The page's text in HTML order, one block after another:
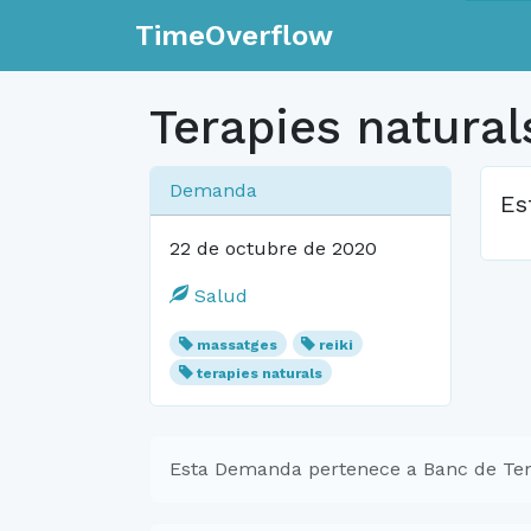
TimeOverflow
Terapies
Demanda
22 de octubre de 2020
Salud
massatges
reiki
terapies naturals
Esta Demanda pertenece a Banc de